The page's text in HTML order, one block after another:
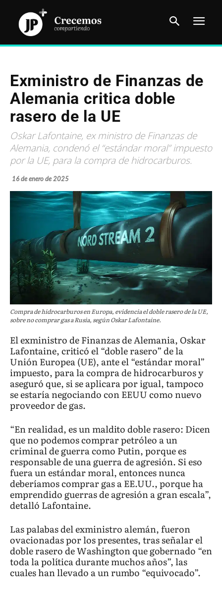
Exministro de Finanzas de
Alemania critica doble
rasero de la UE
Oskar Lafontaine, ex ministro de Finanzas de
Alemania, condenó el “estándar moral” impuesto
por la UE, para la compra de hidrocarburos.
16 de enero de 2025
Compra de hidrocarburos en Europa, evidencia el doble rasero de la UE,
sobre no comprar gas a Rusia, según Oskar Lafontaine.
El exministro de Finanzas de Alemania, Oskar
Lafontaine, criticó el “doble rasero” de la
Unión Europea (UE), ante el “estándar moral”
impuesto, para la compra de hidrocarburos y
aseguró que, si se aplicara por igual, tampoco
se estaría negociando con EEUU como nuevo
proveedor de gas.
“En realidad, es un maldito doble rasero: Dicen
que no podemos comprar petróleo a un
criminal de guerra como Putin, porque es
responsable de una guerra de agresión. Si eso
fuera un estándar moral, entonces nunca
deberíamos comprar gas a EE.UU., porque ha
emprendido guerras de agresión a gran escala”,
detalló Lafontaine.
Las palabas del exministro alemán, fueron
ovacionadas por los presentes, tras señalar el
doble rasero de Washington que gobernado “en
toda la política durante muchos años”, las
cuales han llevado a un rumbo “equivocado”.